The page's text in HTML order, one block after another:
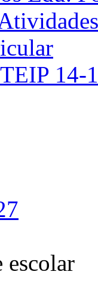
14-
escolar